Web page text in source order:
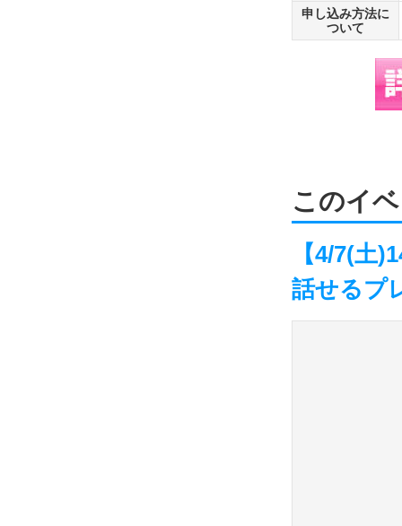
申し込み方法に
ついて
このイ
【4/7(土
話せるプ